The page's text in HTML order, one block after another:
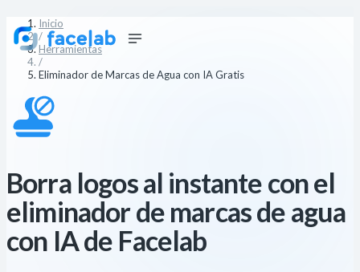
Inicio
/
Herramientas
/
Eliminador de Marcas de Agua con IA Gratis
Borra logos al instante con el
eliminador de marcas de agua
con IA de Facelab